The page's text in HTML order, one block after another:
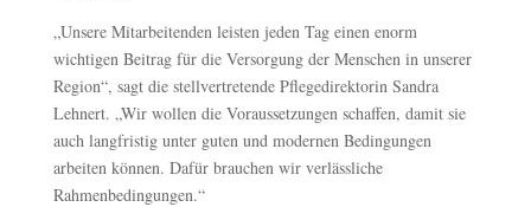
„Unsere Mitarbeitenden leisten jeden Tag einen enorm
wichtigen Beitrag für die Versorgung der Menschen in unserer
Region“, sagt die stellvertretende Pflegedirektorin Sandra
Lehnert. „Wir wollen die Voraussetzungen schaffen, damit sie
auch langfristig unter guten und modernen Bedingungen
arbeiten können. Dafür brauchen wir verlässliche
Rahmenbedingungen.“